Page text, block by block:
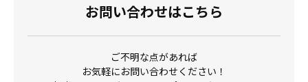
お問い合わせはこちら
ご不明な点があれば
お気軽にお問い合わせください！